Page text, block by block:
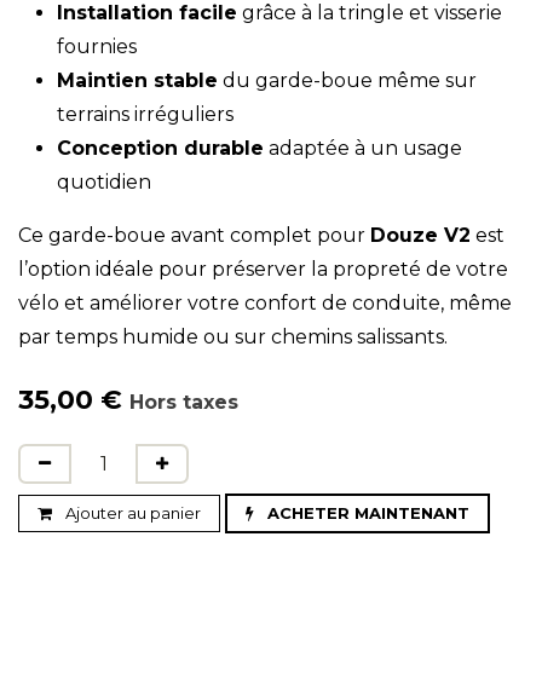
Installation facile grâce à la tringle et visserie
fournies
Maintien stable du garde-boue même sur
terrains irréguliers
Conception durable adaptée à un usage
quotidien
Ce garde-boue avant complet pour Douze V2 est
l’option idéale pour préserver la propreté de votre
vélo et améliorer votre confort de conduite, même
par temps humide ou sur chemins salissants.
35,00 € Hors taxes
Ajouter au panier ACHETER MAINTENANT